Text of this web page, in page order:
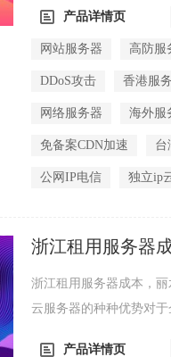
产品详情页
网站服务器 高防服
DDoS攻击 香港服
网络服务器 海外服
免备案CDN加速 台
公网IP电信 独立ip
浙江租用服务器
浙江租用服务器成本，
云服务器的种种优势对
产品详情页